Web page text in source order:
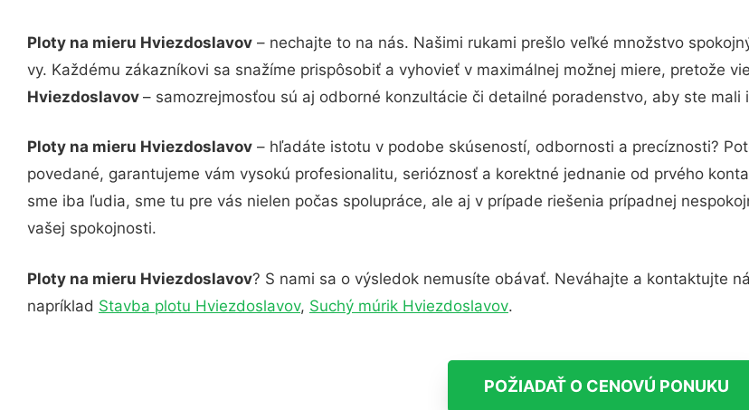
Ploty na mieru Hviezdoslavov – nechajte to na nás. Našimi rukami prešlo veľké množstvo
vy. Každému zákazníkovi sa snažíme prispôsobiť a vyhovieť v maximálnej možnej miere, pretože
Hviezdoslavov – samozrejmosťou sú aj odborné konzultácie či detailné poradenstvo, aby ste
Ploty na mieru Hviezdoslavov – hľadáte istotu v podobe skúseností, odbornosti a precíznosti?
povedané, garantujeme vám vysokú profesionalitu, serióznosť a korektné jednanie od prvého
sme iba ľudia, sme tu pre vás nielen počas spolupráce, ale aj v prípade riešenia prípadnej
vašej spokojnosti.
Ploty na mieru Hviezdoslavov? S nami sa o výsledok nemusíte obávať. Neváhajte a kontaktujte
napríklad Stavba plotu Hviezdoslavov, Suchý múrik Hviezdoslavov.
POŽIADAŤ O CENOVÚ PONUKU